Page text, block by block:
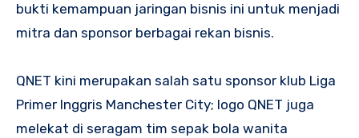
bukti kemampuan jaringan bisnis ini untuk menjadi
mitra dan sponsor berbagai rekan bisnis.
QNET kini merupakan salah satu sponsor klub Liga
Primer Inggris Manchester City; logo QNET juga
melekat di seragam tim sepak bola wanita